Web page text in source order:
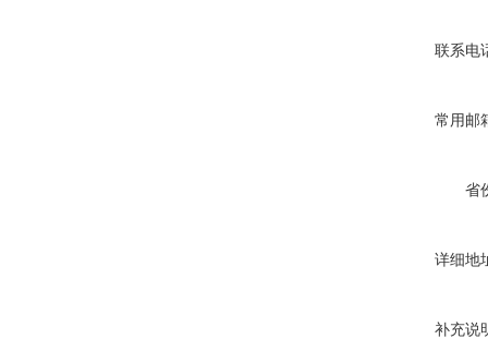
联系电
常用邮
省
详细地
补充说